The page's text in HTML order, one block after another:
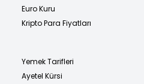
Euro Kuru
Kripto Para Fiyatları
Yemek Tarifleri
Ayetel Kürsi